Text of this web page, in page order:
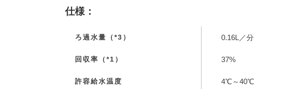
仕様：
ろ過水量（*3） 0.16L／分
回収率（*1） 37%
許容給水温度 4℃～40℃